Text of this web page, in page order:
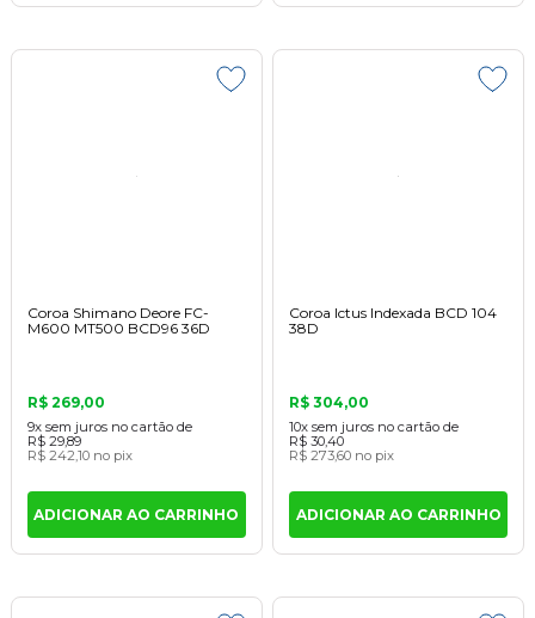
Coroa Shimano Deore FC-
M600 MT500 BCD96 36D
R$ 269,00
9x sem juros no cartãode
R$ 29,89
R$ 242,10 no pix
ADICIONAR AO CARRINHO
Coroa Ictus Indexada BCD 104
38D
R$ 304,00
10x sem juros no cartão de
R$ 30,40
R$ 273,60 no pix
ADICIONAR AO CARRINHO